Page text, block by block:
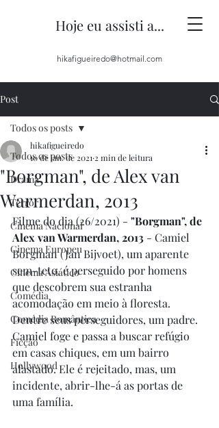
Hoje eu assisti a...
hikafigueiredo@hotmail.com
Post
Todos os posts
Drama
Terror
Cinema Nacional
Cinema Europeu
Cinema Asiático
Comédia
Comédia Romântica
Ficção
Hollywood
Todos os posts
"Borgman", de Alex van
Warmerdan, 2013
hikafigueiredo
10 de jan. de 2021 2 min de leitura
Filme do dia (26/2021) - "Borgman", de
Alex van Warmerdan, 2013 - Camiel
Borgman (Jan Bijvoet), um aparente
sem-teto, é perseguido por homens
que descobrem sua estranha
acomodação em meio à floresta.
Dentre seus perseguidores, um padre.
Camiel foge e passa a buscar refúgio
em casas chiques, em um bairro
afastado. Ele é rejeitado, mas, um
incidente, abrir-lhe-á as portas de
uma família.